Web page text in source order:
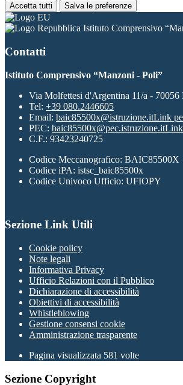
Accetta tutti Salva le preferenze
Istituto Comprensivo
Contatti
Istituto Comprensivo “Manzoni - Poli”
Via Molfettesi d'Argentina 11/a -
Tel: +39 080.2446605
Email: baic85500x@istruzione.itLink
PEC: baic85500x@pec.istruzione.itLink
C.F.: 93423240725
Codice Meccanografico: BAIC85500X
Codice iPA: istsc_baic85500x
Codice Univoco Ufficio: UFIOPY
Sezione Link Utili
Cookie policy
Note legali
Informativa Privacy
Ufficio Relazioni con il Pubblico
Dichiarazione di accessibilità
Obiettivi di accessibilità
Whistleblowing
Gestione consensi cookie
Amministrazione trasparente
Pagina visualizzata 581 volte
Sezione Copyright